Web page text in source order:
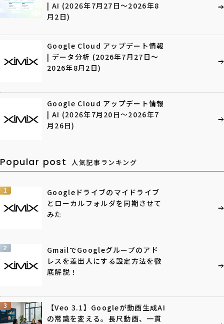
| AI (2026年7月27日〜2026年8
月2日)
Google Cloud アップデート情報
| データ分析 (2026年7月27日〜
2026年8月2日)
Google Cloud アップデート情報
| AI (2026年7月20日〜2026年7
月26日)
Popular post 人気記事ランキング
1
Googleドライブのマイドライブ
とローカルフォルダを同期させて
みた
2
GmailでGoogleグループのアド
レスを差出人にする設定方法を徹
底解説！
3
【Veo 3.1】Googleが動画生成AI
の常識を変える。長尺動画、一貫